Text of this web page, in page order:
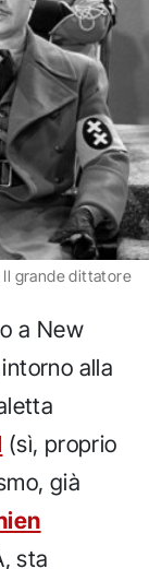
Il grande dittatore
a New
alla
(sì, proprio
già
sta